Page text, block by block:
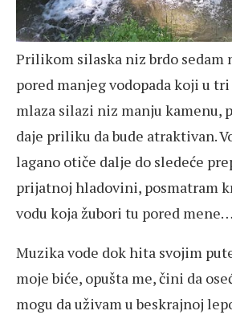
Prilikom silaska niz brdo sedam
pored manjeg vodopada koji u
mlaza silazi niz manju kamenu,
daje priliku da bude atraktivan.
lagano otiče dalje do sledeće
prijatnoj hladovini, posmatram
vodu koja žubori tu pored mene…
Muzika vode dok hita svojim
moje biće, opušta me, čini da
mogu da uživam u beskrajnoj